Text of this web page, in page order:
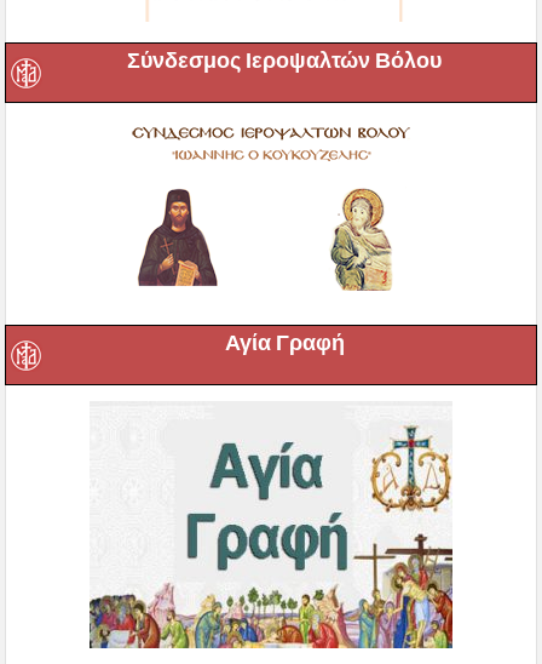
Σύνδεσμος Ιεροψαλτών Βόλου
Αγία Γραφή